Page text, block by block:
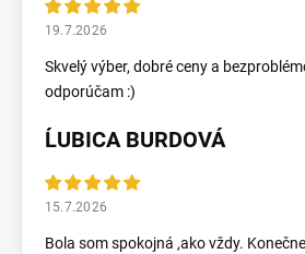
19.7.2026
Skvelý výber, dobré ceny a
odporúčam :)
ĹUBICA BURDOVÁ
15.7.2026
Bola som spokojná ,ako vždy.